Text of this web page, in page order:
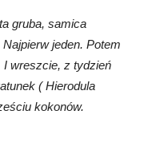
gruba, samica
jeden. Potem
I wreszcie, z tydzień
( Hierodula
kokonów.